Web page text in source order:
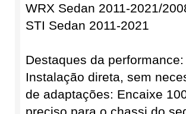
WRX Sedan 2011-2021/
STI Sedan 2011-2021
Destaques da performance:
Instalação direta, sem
de adaptações: Encaixe